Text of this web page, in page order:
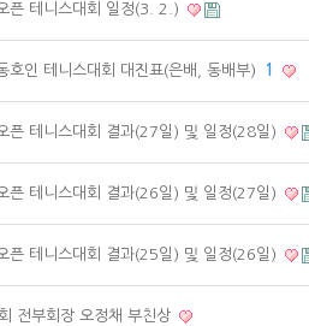
픈 테니스대회 일정(3. 2.)
호인 테니스대회 대진표(은배, 동배부) 1
픈 테니스대회 결과(27일) 및 일정(28일)
픈 테니스대회 결과(26일) 및 일정(27일)
픈 테니스대회 결과(25일) 및 일정(26일)
전부회장 오정채 부친상